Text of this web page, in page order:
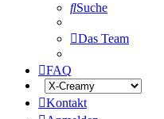
Suche
Das Team
FAQ
Kontakt